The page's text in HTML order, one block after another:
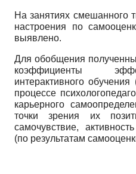
На занятиях смешанного
настроения по
выявлено.
Для обобщения
коэффициенты
интерактивного
процессе
карьерного
точки зрения их
самочувствие,
(по результатам